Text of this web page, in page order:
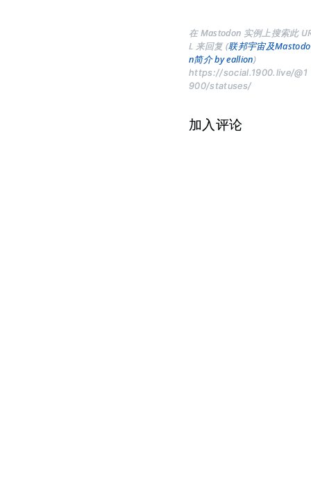
在 Mastodon 实例上搜索此
L 来回复 (联邦宇宙及Mastodo
n简介 by eallion)
https://social.1900.live/@1
900/statuses/
加入评论